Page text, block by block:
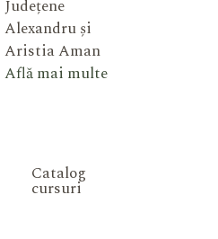
Județene
Alexandru și
Aristia Aman
Află mai multe
Catalog
cursuri